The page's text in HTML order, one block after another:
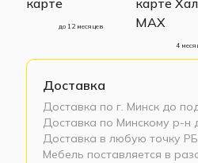
до 12 месяцев
4
Доставка
Доставка по г. Минск до
Доставка по Минскому р-н
Доставка в любую точку
Мебель поставляется в